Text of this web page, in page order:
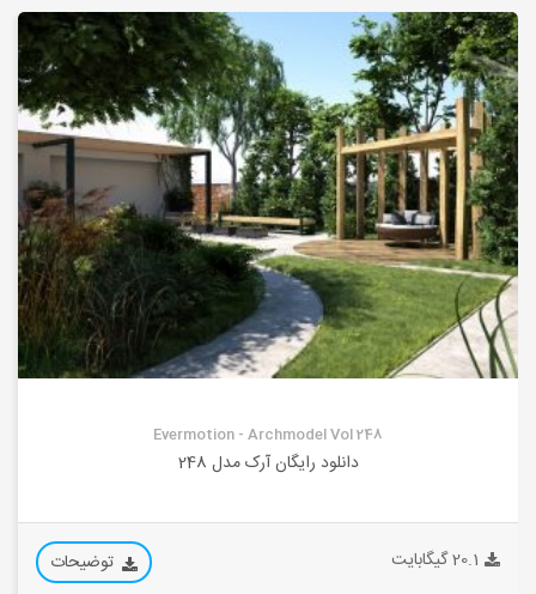
Evermotion - Archmodel Vol 248
دانلود رایگان آرک مدل 248
20.1 گیگابایت توضیحات